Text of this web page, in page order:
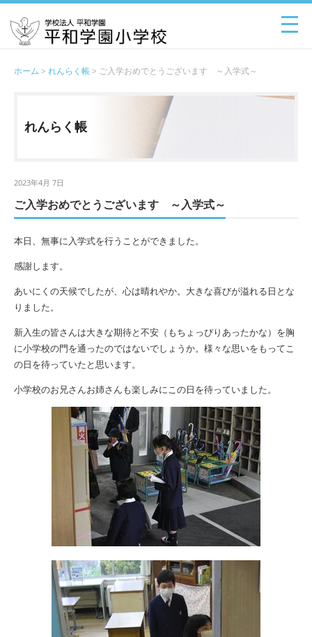
ホーム > れんらく帳> ご入学おめでとうございます ～入学式～
れんらく帳
2023年4月 7日
ご入学おめでとうございます ～入学式～
本日、無事に入学式を行うことができました。
感謝します。
あいにくの天候でしたが、心は晴れやか。大きな喜びが溢れる日とな
りました。
新入生の皆さんは大きな期待と不安（もちょっぴりあったかな）を胸
に小学校の門を通ったのではないでしょうか。様々な思いをもってこ
の日を待っていたと思います。
小学校のお兄さんお姉さんも楽しみにこの日を待っていました。